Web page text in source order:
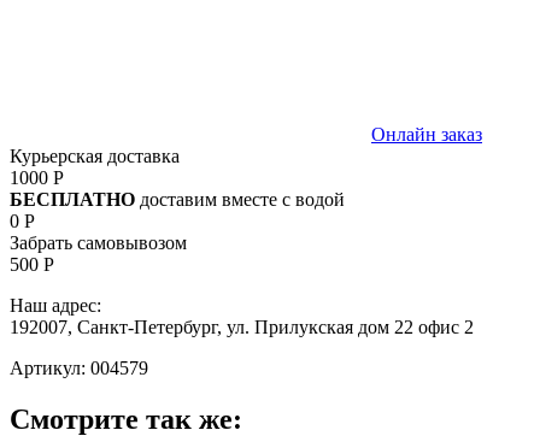
Онлайн заказ
Курьерская доставка
1000 Р
БЕСПЛАТНО доставим вместе с водой
0 Р
Забрать самовывозом
500 Р
Наш адрес:
192007, Санкт-Петербург, ул. Прилукская дом 22 офис 2
Артикул: 004579
Смотрите так же: